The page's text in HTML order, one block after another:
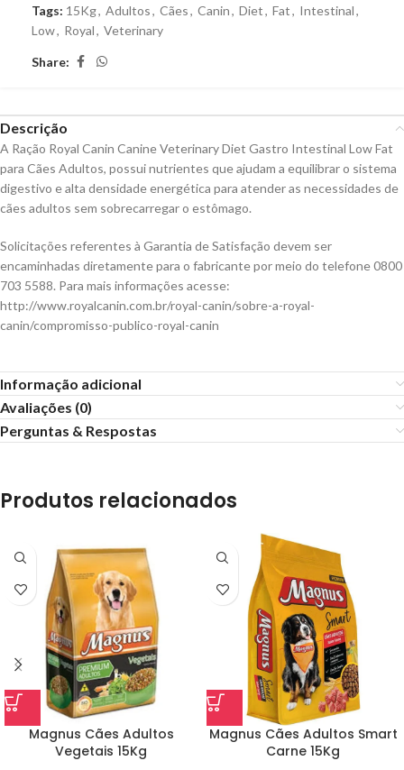
Tags: 15Kg, Adultos, Cães, Canin, Diet, Fat, Intestinal,
Low, Royal, Veterinary
Share:
Descrição
A Ração Royal Canin Canine Veterinary Diet Gastro Intestinal Low Fat
para Cães Adultos, possui nutrientes que ajudam a equilibrar o sistema
digestivo e alta densidade energética para atender as necessidades de
cães adultos sem sobrecarregar o estômago.
Solicitações referentes à Garantia de Satisfação devem ser
encaminhadas diretamente para o fabricante por meio do telefone 0800
703 5588. Para mais informações acesse:
http://www.royalcanin.com.br/royal-canin/sobre-a-royal-
canin/compromisso-publico-royal-canin
Informação adicional
Avaliações (0)
Perguntas & Respostas
Produtos relacionados
Magnus Cães Adultos
Vegetais 15Kg
Magnus Cães Adultos Smart
Carne 15Kg